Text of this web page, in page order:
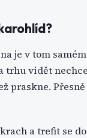
je v tom
trhu vidět
praskne.
a trefit se